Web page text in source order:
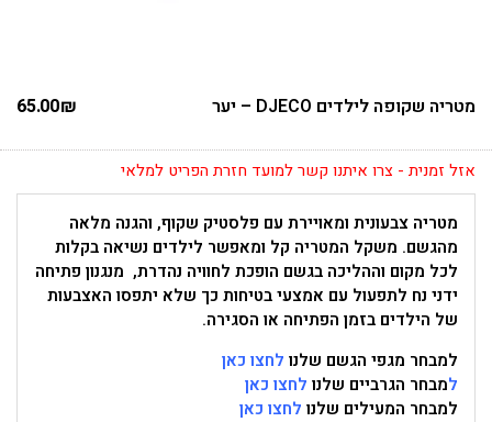
מטריה שקופה לילדים DJECO – יער 65.00₪
אזל זמנית - צרו איתנו קשר למועד חזרת הפריט למלאי
מטריה צבעונית ומאויירת עם פלסטיק שקוף, והגנה מלאה
מהגשם. משקל המטריה קל ומאפשר לילדים נשיאה בקלות
לכל מקום וההליכה בגשם הופכת לחוויה נהדרת, מנגנון פתיחה
ידני נח לתפעול עם אמצעי בטיחות כך שלא יתפסו האצבעות
של הילדים בזמן הפתיחה או הסגירה.
למבחר מגפי הגשם שלנו לחצו כאן
למבחר הגרביים שלנו לחצו כאן
למבחר המעילים שלנו לחצו כאן